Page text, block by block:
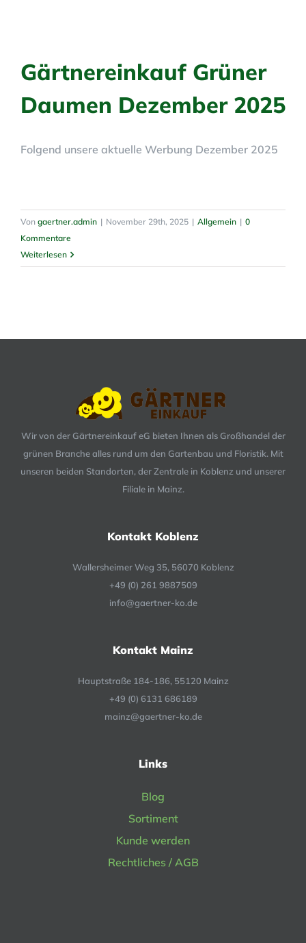
Gärtnereinkauf Grüner
Daumen Dezember 2025
Folgend unsere aktuelle Werbung Dezember 2025
Von gaertner.admin | November 29th, 2025 | Allgemein | 0
Kommentare
Weiterlesen
Wir von der Gärtnereinkauf eG bieten Ihnen als Großhandel der
grünen Branche alles rund um den Gartenbau und Floristik. Mit
unseren beiden Standorten, der Zentrale in Koblenz und unserer
Filiale in Mainz.
Kontakt Koblenz
Wallersheimer Weg 35, 56070 Koblenz
+49 (0) 261 9887509
info@gaertner-ko.de
Kontakt Mainz
Hauptstraße 184-186, 55120 Mainz
+49 (0) 6131 686189
mainz@gaertner-ko.de
Links
Blog
Sortiment
Kunde werden
Rechtliches / AGB